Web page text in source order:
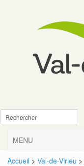
MENU
Accueil > Val-de-Virieu >